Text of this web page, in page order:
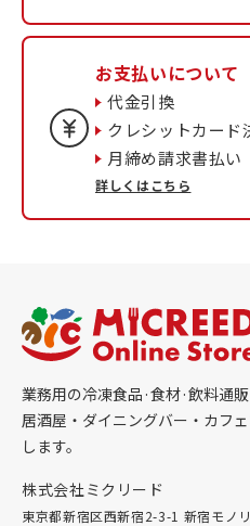
お支払いについて
代金引換
クレシットカード
月締め請求書払い
詳しくはこちら
業務用の冷凍食品·食材·飲料通
居酒屋・ダイニングバー・カフ
します。
株式会社ミクリード
東京都新宿区西新宿2-3-1 新宿モノ